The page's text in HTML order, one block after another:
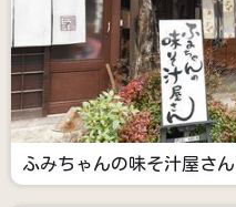
ふみちゃんの味そ汁屋さん